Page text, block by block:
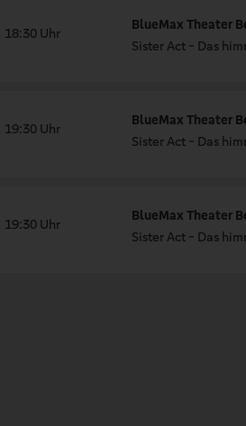
18:30 Uhr
BlueMax Theater
Sister Act - Das
19:30 Uhr
BlueMax Theater
Sister Act - Das
19:30 Uhr
BlueMax Theater
Sister Act - Das